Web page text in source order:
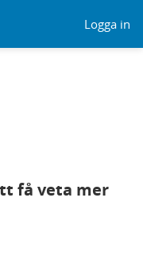
Logga in
få veta mer